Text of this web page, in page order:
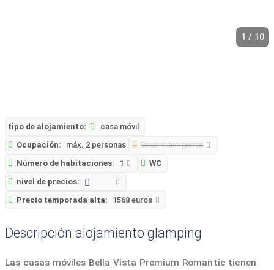
1 / 10
tipo de alojamiento:
casa móvil
Ocupación:
máx. 2 personas
Se admiten perros
Número de habitaciones:
1
WC
nivel de precios:
Precio temporada alta:
1568 euros
Descripción alojamiento glamping
Las casas móviles Bella Vista Premium Romantic tienen